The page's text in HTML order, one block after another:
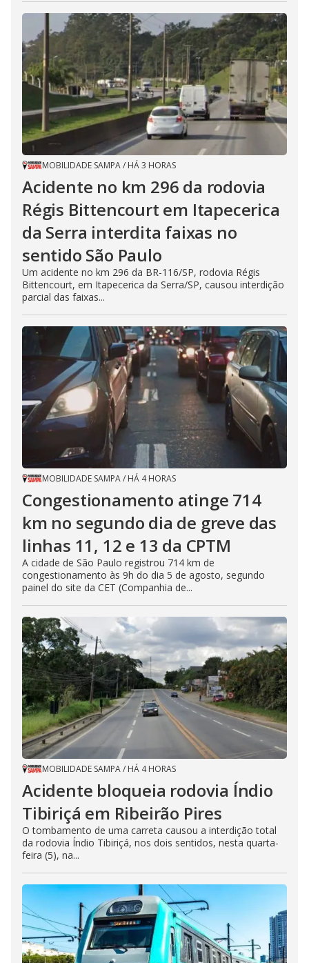
MOBILIDADE SAMPA/ HÁ 3 HORAS
Acidente no km 296 da rodovia
Régis Bittencourt em Itapecerica
da Serra interdita faixas no
sentido São Paulo
Um acidente no km 296 da BR-116/SP, rodovia Régis
Bittencourt, em Itapecerica da Serra/SP, causou interdição
parcial das faixas...
MOBILIDADE SAMPA/ HÁ 4 HORAS
Congestionamento atinge 714
km no segundo dia de greve das
linhas 11, 12 e 13 da CPTM
A cidade de São Paulo registrou 714 km de
congestionamento às 9h do dia 5 de agosto, segundo
painel do site da CET (Companhia de...
MOBILIDADE SAMPA/ HÁ 4 HORAS
Acidente bloqueia rodovia Índio
Tibiriçá em Ribeirão Pires
O tombamento de uma carreta causou a interdição total
da rodovia Índio Tibiriçá, nos dois sentidos, nesta quarta-
feira (5), na...